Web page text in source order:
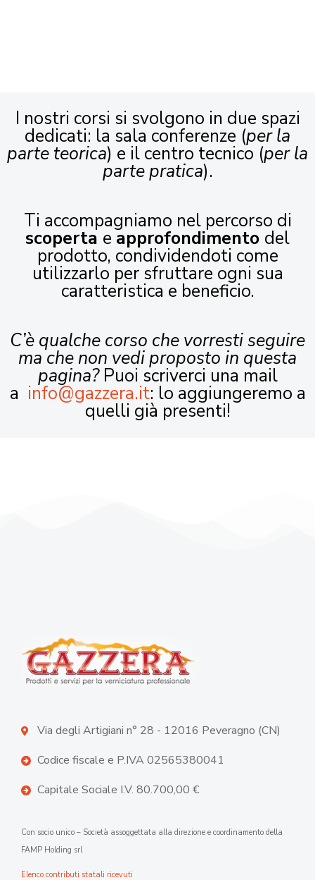
I nostri corsi si svolgono in due spazi
dedicati: la sala conferenze (per la
parte teorica) e il centro tecnico (per la
parte pratica).
Ti accompagniamo nel percorso di
scoperta e approfondimento del
prodotto, condividendoti come
utilizzarlo per sfruttare ogni sua
caratteristica e beneficio.
C’è qualche corso che vorresti seguire
ma che non vedi proposto in questa
pagina?Puoi scriverci una mail
a info@gazzera.it: lo aggiungeremo a
quelli già presenti!
Via degli Artigiani n° 28 - 12016 Peveragno (CN)
Codice fiscale e P.IVA 02565380041
Capitale Sociale I.V. 80.700,00 €
Con socio unico – Società assoggettata alla direzione e coordinamento della
FAMP Holding srl
Elenco contributi statali ricevuti